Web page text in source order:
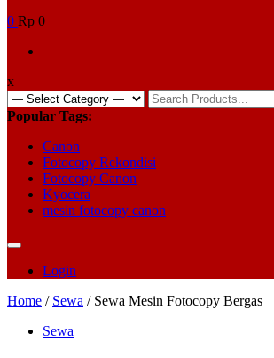
0 Rp 0
x
Search
for:
Popular Tags:
Canon
Fotocopy Rekondisi
Fotocopy Canon
Kyocera
mesin fotocopy canon
Login
Home / Sewa / Sewa Mesin Fotocopy Bergas
Sewa